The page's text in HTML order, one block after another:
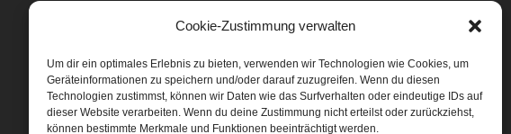
Cookie-Zustimmung verwalten
Um dir ein optimales Erlebnis zu bieten, verwenden wir Technologien wie Cookies, um
Geräteinformationen zu speichern und/oder darauf zuzugreifen. Wenn du diesen
Technologien zustimmst, können wir Daten wie das Surfverhalten oder eindeutige IDs auf
dieser Website verarbeiten. Wenn du deine Zustimmung nicht erteilst oder zurückziehst,
können bestimmte Merkmale und Funktionen beeinträchtigt werden.